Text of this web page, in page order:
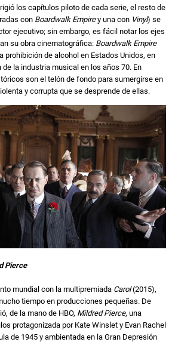
los capítulos piloto de cada serie, el resto de
con Boardwalk Empirey una con Vinyl) se
ejecutivo; sin embargo, es fácil notar los ejes
su obra cinematográfica: Boardwalk Empire
prohibición de alcohol en Estados Unidos, en
la industria musical en los años 70. En
son el telón de fondo para sumergirse en
y corrupta que se desprende de ellas.
Pierce
mundial con la multipremiada Carol(2015),
tiempo en producciones pequeñas. De
de la mano de HBO, Mildred Pierce, una
protagonizada por Kate Winslet y Evan Rachel
de 1945 y ambientada en la Gran Depresión